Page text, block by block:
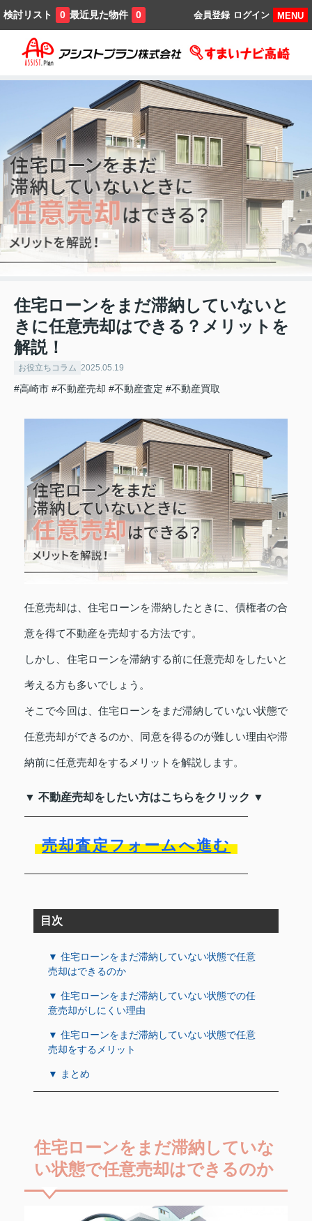
検討リスト 0 最近見た物件 0 MENU
ログイン
会員登録
住宅ローンをまだ滞納していないと
きに任意売却はできる？メリットを
解説！
お役立ちコラム 2025.05.19
#高崎市 #不動産売却 #不動産査定 #不動産買取
任意売却は、住宅ローンを滞納したときに、債権者の合
意を得て不動産を売却する方法です。
しかし、住宅ローンを滞納する前に任意売却をしたいと
考える方も多いでしょう。
そこで今回は、住宅ローンをまだ滞納していない状態で
任意売却ができるのか、同意を得るのが難しい理由や滞
納前に任意売却をするメリットを解説します。
▼ 不動産売却をしたい方はこちらをクリック ▼
売却査定フォームへ進む
目次
▼ 住宅ローンをまだ滞納していない状態で任意
売却はできるのか
▼ 住宅ローンをまだ滞納していない状態での任
意売却がしにくい理由
▼ 住宅ローンをまだ滞納していない状態で任意
売却をするメリット
▼ まとめ
住宅ローンをまだ滞納していな
い状態で任意売却はできるのか